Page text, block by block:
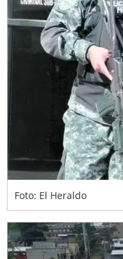
Foto: El Heraldo